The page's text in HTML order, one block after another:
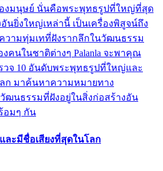
องมนุษย์ นั่นคือพระพุทธรูปที่ใหญ่ที่สุด
นยิ่งใหญ่เหล่านี้ เป็นเครื่องพิสูจน์ถึง
วามทุ่มเทที่ฝังรากลึกในวัฒนธรรม
นในชาติต่างๆ Palanla จะพาคุณ
วจ 10 อันดับพระพุทธรูปที่ใหญ่และ
ก มาค้นหาความหมายทาง
ฒนธรรมที่ฝังอยู่ในสิ่งก่อสร้างอัน
อมๆ กัน
ละมีชื่อเสียงที่สุดในโลก